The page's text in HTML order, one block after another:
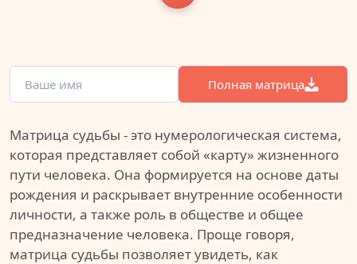
Полная матрица
Матрица судьбы - это нумерологическая система,
которая представляет собой «карту» жизненного
пути человека. Она формируется на основе даты
рождения и раскрывает внутренние особенности
личности, а также роль в обществе и общее
предназначение человека. Проще говоря,
матрица судьбы позволяет увидеть, как